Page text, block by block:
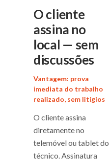
O cliente
assina no
local — sem
discussões
Vantagem: prova
imediata do trabalho
realizado, sem litígios
O cliente assina
diretamente no
telemóvel ou tablet do
técnico. Assinatura